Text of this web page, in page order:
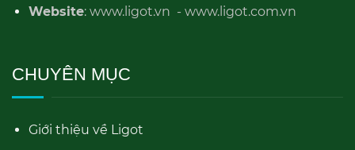
Website: www.ligot.vn - www.ligot.com.vn
CHUYÊN MỤC
Giới thiệu về Ligot